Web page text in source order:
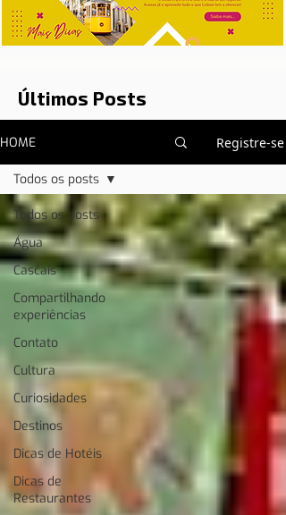
Últimos Posts
HOME Registre-se
Todos os posts
Água
Cascais
Compartilhando
experiências
Contato
Cultura
Curiosidades
Destinos
Dicas de Hotéis
Dicas de
Restaurantes
Todos os posts